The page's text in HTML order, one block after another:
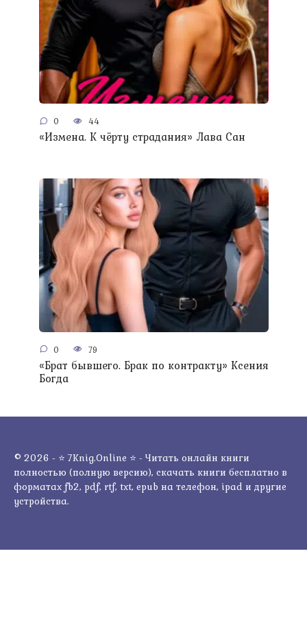
0 44
«Измена. К чёрту страдания» Лава Сан
0 79
«Брат бывшего. Брак по контракту» Ксения
Богда
© 2026 - ⭐ 7Knig.Online ⭐ - Читать онлайн книги
полностью (полную версию), скачать книги бесплатно в
форматах fb2, pdf, rtf, txt, epub на телефон, ipad и другие
устройства.